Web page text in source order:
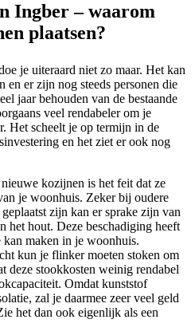
Ingber – waarom
plaatsen?
je uiteraard niet zo maar. Het kan
en er zijn nog steeds personen die
jaar behouden van de bestaande
veel rendabeler om je
Het scheelt je op termijn in de
en het ziet er ook nog
kozijnen is het feit dat ze
je woonhuis. Zeker bij oudere
zijn kan er sprake zijn van
het hout. Deze beschadiging heeft
maken in je woonhuis.
kun je flinker moeten stoken om
deze stookkosten weinig rendabel
Omdat kunststof
zal je daarmee zeer veel geld
het dan ook eigenlijk als een